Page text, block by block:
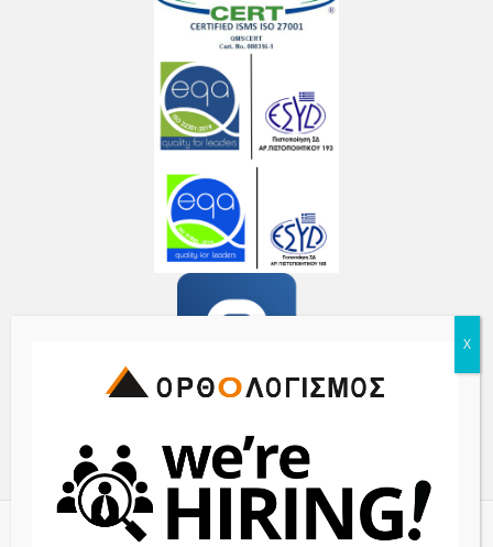
© 2017 ORTHOLOGISMOS S.A. - All Rights Reserved | Powered